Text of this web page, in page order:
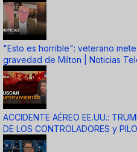
"Esto es horrible": veterano
gravedad de Milton | Noticias
ACCIDENTE AÉREO EE.UU.:
DE LOS CONTROLADORES y